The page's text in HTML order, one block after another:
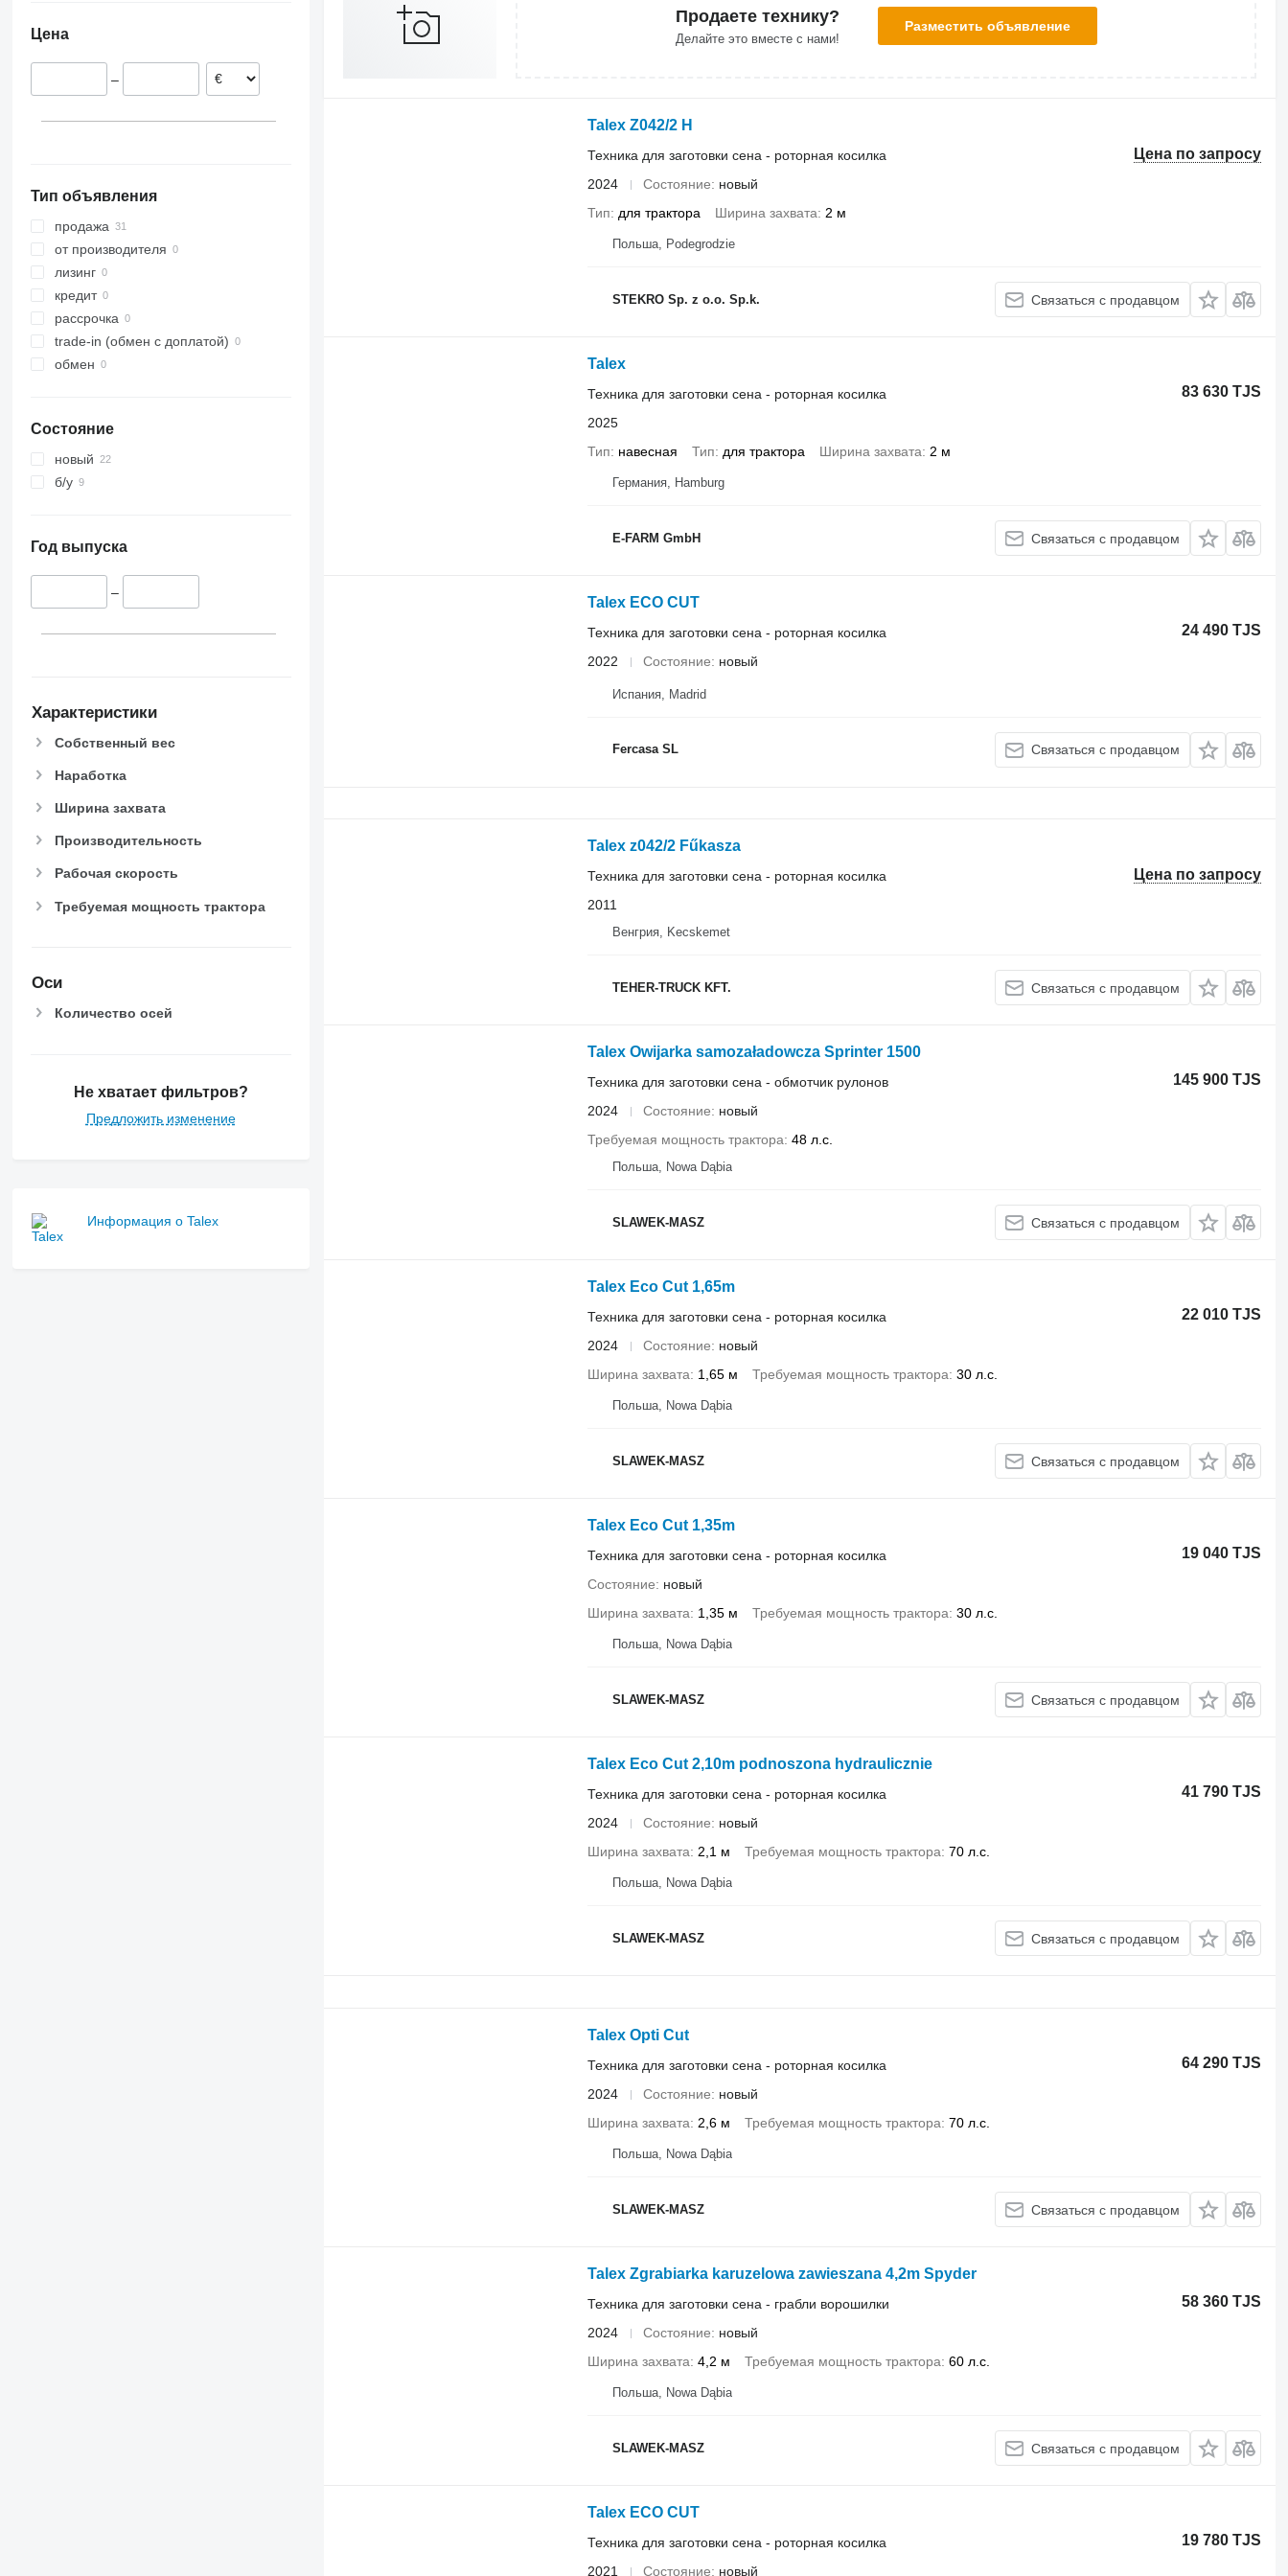
F-series
M-series
Испания
Венгрия
Цена
–
Тип объявления
продажа
от производителя
лизинг
кредит
рассрочка
trade-in (обмен с доплатой)
обмен
Состояние
новый
б/у
Год выпуска
–
Характеристики
Собственный вес
Наработка
Ширина захвата
Производительность
Рабочая скорость
Требуемая мощность трактора
Оси
Количество осей
Не хватает фильтров?
Предложить изменение
Информация о Talex
Продаете технику?
Делайте это вместе с нами!
Разместить объявление
Talex Z042/2 H
Цена по запросу
Техника для заготовки сена - роторная косилка
2024
Состояние
новый
Тип
для трактора Ширина захвата 2 м
Польша, Podegrodzie
STEKRO Sp. z o.o. Sp.k. Связаться с продавцом
Talex
83 630 TJS
Техника для заготовки сена - роторная косилка
2025
Тип
навесная Тип для трактора Ширина захвата 2 м
Германия, Hamburg
E-FARM GmbH Связаться с продавцом
Talex ECO CUT
24 490 TJS
Техника для заготовки сена - роторная косилка
2022
Состояние новый
Испания, Madrid
Fercasa SL Связаться с продавцом
Talex z042/2 Fűkasza
Цена по запросу
Техника для заготовки сена - роторная косилка
2011
Венгрия, Kecskemet
TEHER-TRUCK KFT. Связаться с продавцом
Talex Owijarka samozaładowcza Sprinter 1500
145 900 TJS
Техника для заготовки сена - обмотчик рулонов
2024
Состояние
новый
Требуемая мощность трактора 48 л.с.
Польша, Nowa Dąbia
SLAWEK-MASZ Связаться с продавцом
Talex Eco Cut 1,65m
22 010 TJS
Техника для заготовки сена - роторная косилка
2024
Состояние
новый
Ширина захвата 1,65 м Требуемая мощность трактора 30 л.с.
Польша, Nowa Dąbia
SLAWEK-MASZ Связаться с продавцом
Talex Eco Cut 1,35m
19 040 TJS
Техника для заготовки сена - роторная косилка
Состояние
новый
Ширина захвата 1,35 м Требуемая мощность трактора 30 л.с.
Польша, Nowa Dąbia
SLAWEK-MASZ Связаться с продавцом
Talex Eco Cut 2,10m podnoszona hydraulicznie
41 790 TJS
Техника для заготовки сена - роторная косилка
2024
Состояние
новый
Ширина захвата 2,1 м Требуемая мощность трактора 70 л.с.
Польша, Nowa Dąbia
SLAWEK-MASZ Связаться с продавцом
Talex Opti Cut
64 290 TJS
Техника для заготовки сена - роторная косилка
2024
Состояние
новый
Ширина захвата
2,6 м Требуемая мощность трактора 70 л.с.
Польша, Nowa Dąbia
SLAWEK-MASZ Связаться с продавцом
Talex Zgrabiarka karuzelowa zawieszana 4,2m Spyder
58 360 TJS
Техника для заготовки сена - грабли ворошилки
2024
Состояние
новый
Ширина захвата 4,2 м Требуемая мощность трактора 60 л.с.
Польша, Nowa Dąbia
SLAWEK-MASZ Связаться с продавцом
Talex ECO CUT
19 780 TJS
Техника для заготовки сена - роторная косилка
2021
Состояние новый